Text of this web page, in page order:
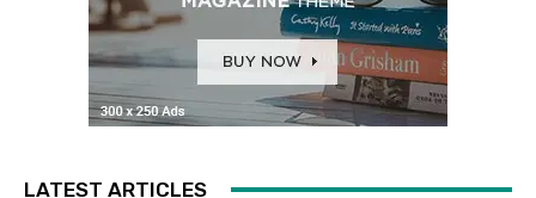
LATEST ARTICLES